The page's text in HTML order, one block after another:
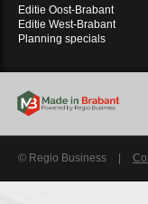
Editie Oost-Brabant
Editie West-Brabant
Planning specials
© Regio Business